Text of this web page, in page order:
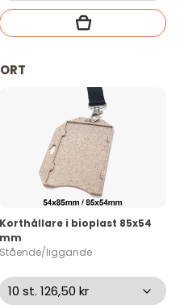
Korthållare i bioplast 85x54
mm
Stående/liggande